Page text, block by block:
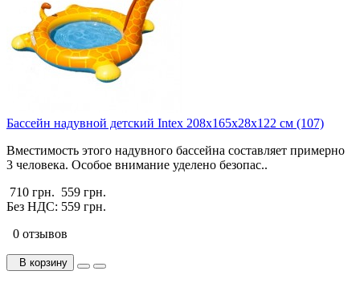
Бассейн надувной детский Intex 208х165х28х122 см (107)
Вместимость этого надувного бассейна составляет примерно
3 человека. Особое внимание уделено безопас..
710 грн. 559 грн.
Без НДС: 559 грн.
0 отзывов
В корзину